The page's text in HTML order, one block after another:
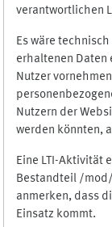
verantwortlichen
Es wäre
erhaltenen Daten
Nutzer
Nutzern der
werden könnten,
Eine LTI-Aktivität
Bestandteil /
anmerken, dass
Einsatz kommt.